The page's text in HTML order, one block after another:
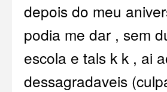
depois do meu
podia me dar , sem
escola e tals k k , ai
dessagradaveis